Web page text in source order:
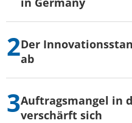
Der
ab
Auftragsmangel in
verschärft sich